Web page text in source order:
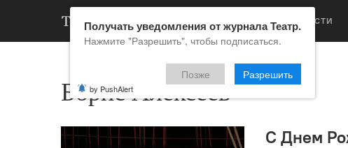
НОВОСТИ
Борис Алексеев
С Днем
Получать уведомления от журнала Театр.
Нажмите "Разрешить", чтобы подписаться.
Позже Разрешить
by PushAlert